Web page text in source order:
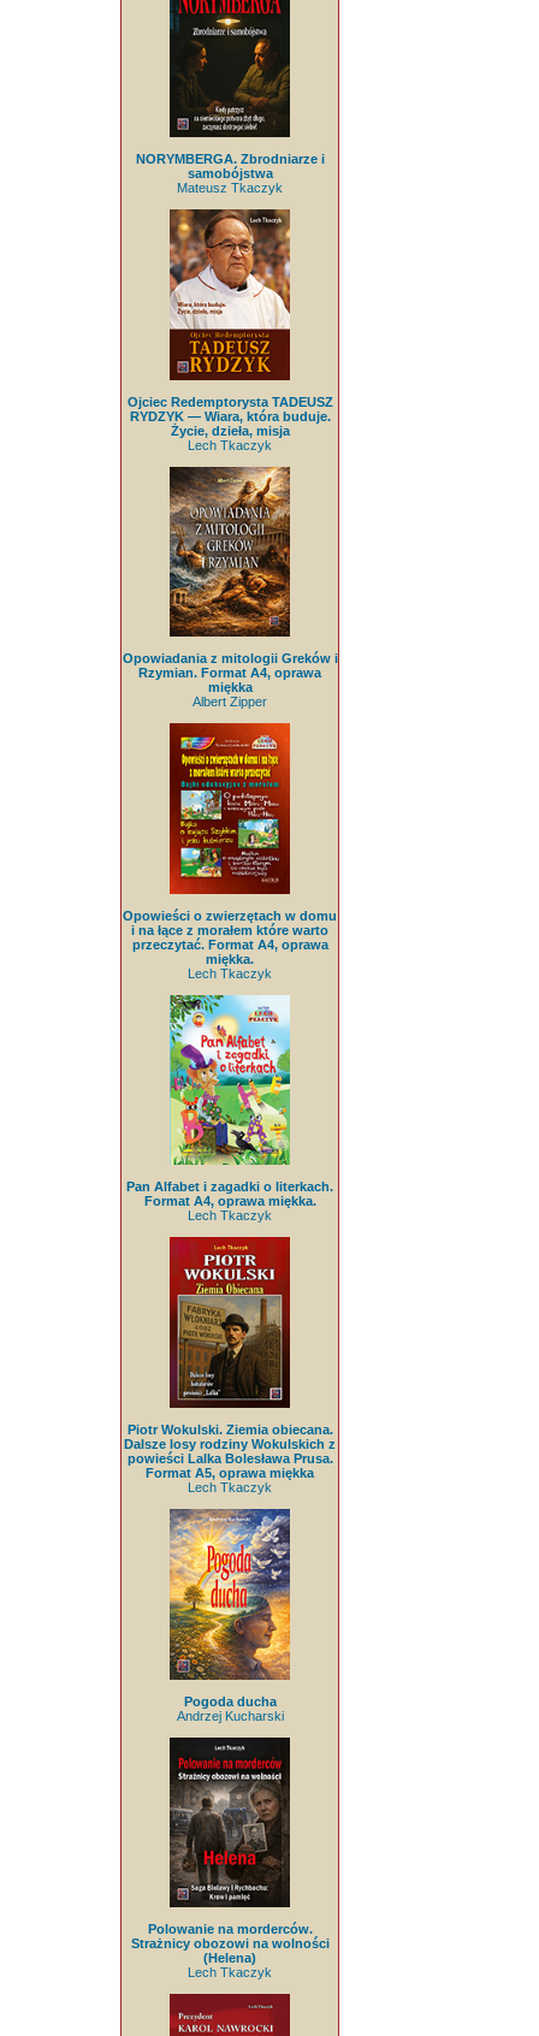
NORYMBERGA. Zbrodniarze i
samobójstwa
Mateusz Tkaczyk
Ojciec Redemptorysta TADEUSZ
RYDZYK — Wiara, która buduje.
Życie, dzieła, misja
Lech Tkaczyk
Opowiadania z mitologii Greków i
Rzymian. Format A4, oprawa
miękka
Albert Zipper
Opowieści o zwierzętach w domu
i na łące z morałem które warto
przeczytać. Format A4, oprawa
miękka.
Lech Tkaczyk
Pan Alfabet i zagadki o literkach.
Format A4, oprawa miękka.
Lech Tkaczyk
Piotr Wokulski. Ziemia obiecana.
Dalsze losy rodziny Wokulskich z
powieści Lalka Bolesława Prusa.
Format A5, oprawa miękka
Lech Tkaczyk
Pogoda ducha
Andrzej Kucharski
Polowanie na morderców.
Strażnicy obozowi na wolności
(Helena)
Lech Tkaczyk